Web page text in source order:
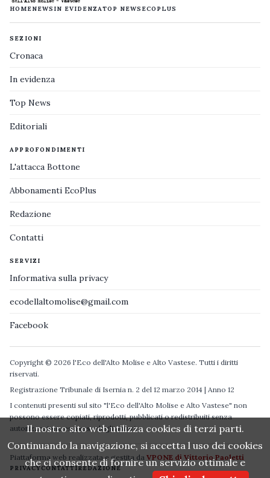
HOMENEWS IN EVIDENZATOP NEWS ECOPLUS
SEZIONI
Cronaca
In evidenza
Top News
Editoriali
APPROFONDIMENTI
L'attacca Bottone
Abbonamenti EcoPlus
Redazione
Contatti
SERVIZI
Informativa sulla privacy
ecodellaltomolise@gmail.com
Facebook
Copyright © 2026 l'Eco dell'Alto Molise e Alto Vastese. Tutti i diritti
riservati.
Registrazione Tribunale di Isernia n. 2 del 12 marzo 2014 | Anno 12
I contenuti presenti sul sito "l'Eco dell'Alto Molise e Alto Vastese" non
possono essere copiati, riprodotti, pubblicati o redistribuiti senza
autorizzazione espressa degli autori.
Piattaforma web realizzata e gestita da VPONE di Vittorio Paoletti
PRIVACYCONTATTIREDAZIONE
Il nostro sito web utilizza cookies di terzi parti.
Continuando la navigazione, si accetta l uso dei cookies
che ci consente di fornire un servizio ottimale e